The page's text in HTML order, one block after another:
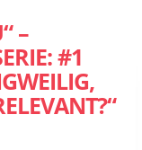
–
#1